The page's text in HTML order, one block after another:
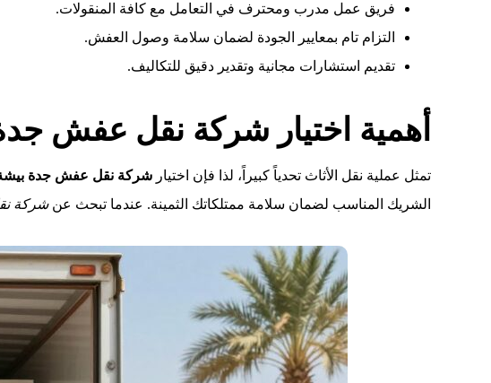
فريق عمل مدرب ومحترف في التعامل مع كافة المنقولات.
التزام تام بمعايير الجودة لضمان سلامة وصول العفش.
تقديم استشارات مجانية وتقدير دقيق للتكاليف.
أهمية اختيار شركة نقل عفش جدة
تمثل عملية نقل الأثاث تحدياً كبيراً، لذا فإن اختيارشركة نقل عفش جدة
الشريك المناسب لضمان سلامة ممتلكاتك الثمينة. عندما تبحث عنشركة